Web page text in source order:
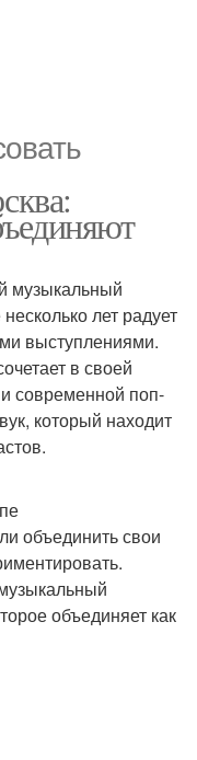
музыкальный
лет радует
выступлениями.
в своей
современной поп-
который находит
объединить свои
объединяет как